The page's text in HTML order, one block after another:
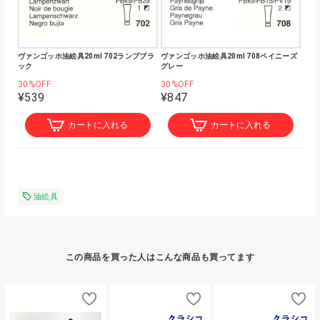
ヴァンゴッホ油絵具20ml 702ランプブラ
ック
30%OFF
¥539
カートに入れる
ヴァンゴッホ油絵具20ml 708ペイニーズ
グレー
30%OFF
¥847
カートに入れる
油絵具
この商品を買った人はこんな商品も買ってます